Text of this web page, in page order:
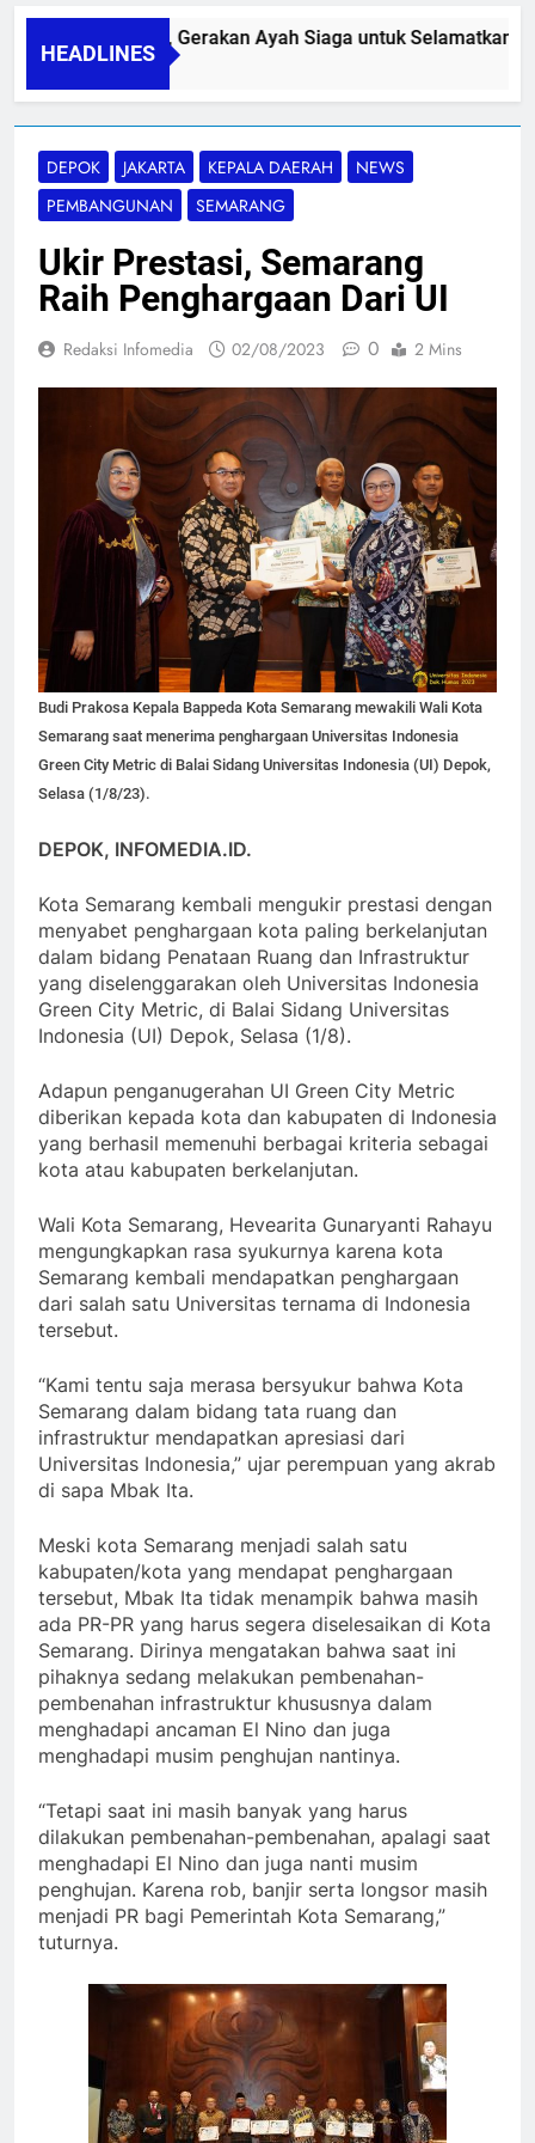
HEADLINES
PAPA SIDINI, Gerakan Ayah Siaga untuk Selamatkan Ibu
06/08/2026
DEPOK JAKARTA KEPALA DAERAH
NEWS
PEMBANGUNAN
SEMARANG
Ukir Prestasi, Semarang
Raih Penghargaan Dari UI
Redaksi Infomedia 02/08/2023 0 2 Mins
Budi Prakosa Kepala Bappeda Kota Semarang mewakili Wali Kota
Semarang saat menerima penghargaan Universitas Indonesia
Green City Metric di Balai Sidang Universitas Indonesia (UI) Depok,
Selasa (1/8/23).
DEPOK, INFOMEDIA.ID.
Kota Semarang kembali mengukir prestasi dengan
menyabet penghargaan kota paling berkelanjutan
dalam bidang Penataan Ruang dan Infrastruktur
yang diselenggarakan oleh Universitas Indonesia
Green City Metric, di Balai Sidang Universitas
Indonesia (UI) Depok, Selasa (1/8).
Adapun penganugerahan UI Green City Metric
diberikan kepada kota dan kabupaten di Indonesia
yang berhasil memenuhi berbagai kriteria sebagai
kota atau kabupaten berkelanjutan.
Wali Kota Semarang, Hevearita Gunaryanti Rahayu
mengungkapkan rasa syukurnya karena kota
Semarang kembali mendapatkan penghargaan
dari salah satu Universitas ternama di Indonesia
tersebut.
“Kami tentu saja merasa bersyukur bahwa Kota
Semarang dalam bidang tata ruang dan
infrastruktur mendapatkan apresiasi dari
Universitas Indonesia,” ujar perempuan yang akrab
di sapa Mbak Ita.
Meski kota Semarang menjadi salah satu
kabupaten/kota yang mendapat penghargaan
tersebut, Mbak Ita tidak menampik bahwa masih
ada PR-PR yang harus segera diselesaikan di Kota
Semarang. Dirinya mengatakan bahwa saat ini
pihaknya sedang melakukan pembenahan-
pembenahan infrastruktur khususnya dalam
menghadapi ancaman El Nino dan juga
menghadapi musim penghujan nantinya.
“Tetapi saat ini masih banyak yang harus
dilakukan pembenahan-pembenahan, apalagi saat
menghadapi El Nino dan juga nanti musim
penghujan. Karena rob, banjir serta longsor masih
menjadi PR bagi Pemerintah Kota Semarang,”
tuturnya.